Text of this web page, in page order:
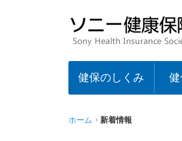
健保のしくみ
ホーム 新着情報